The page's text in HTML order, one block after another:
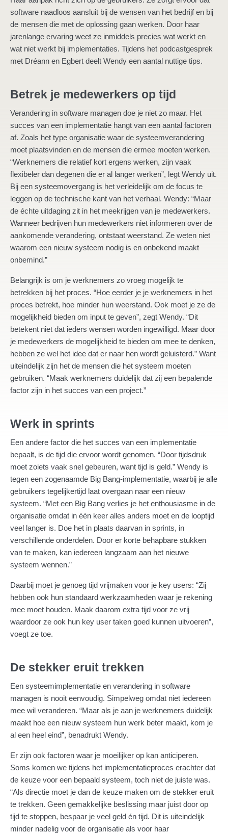
software naadloos aansluit bij de wensen van het bedrijf en bij
de mensen die met de oplossing gaan werken. Door haar
jarenlange ervaring weet ze inmiddels precies wat werkt en
wat niet werkt bij implementaties. Tijdens het podcastgesprek
met Dréann en Egbert deelt Wendy een aantal nuttige tips.
Betrek je medewerkers op tijd
Verandering in software managen doe je niet zo maar. Het
succes van een implementatie hangt van een aantal factoren
af. Zoals het type organisatie waar de systeemverandering
moet plaatsvinden en de mensen die ermee moeten werken.
“Werknemers die relatief kort ergens werken, zijn vaak
flexibeler dan degenen die er al langer werken”, legt Wendy uit.
Bij een systeemovergang is het verleidelijk om de focus te
leggen op de technische kant van het verhaal. Wendy: “Maar
de échte uitdaging zit in het meekrijgen van je medewerkers.
Wanneer bedrijven hun medewerkers niet informeren over de
aankomende verandering, ontstaat weerstand. Ze weten niet
waarom een nieuw systeem nodig is en onbekend maakt
onbemind.”
Belangrijk is om je werknemers zo vroeg mogelijk te
betrekken bij het proces. “Hoe eerder je je werknemers in het
proces betrekt, hoe minder hun weerstand. Ook moet je ze de
mogelijkheid bieden om input te geven”, zegt Wendy. “Dit
betekent niet dat ieders wensen worden ingewilligd. Maar door
je medewerkers de mogelijkheid te bieden om mee te denken,
hebben ze wel het idee dat er naar hen wordt geluisterd.” Want
uiteindelijk zijn het de mensen die het systeem moeten
gebruiken. “Maak werknemers duidelijk dat zij een bepalende
factor zijn in het succes van een project.”
Werk in sprints
Een andere factor die het succes van een implementatie
bepaalt, is de tijd die ervoor wordt genomen. “Door tijdsdruk
moet zoiets vaak snel gebeuren, want tijd is geld.” Wendy is
tegen een zogenaamde Big Bang-implementatie, waarbij je alle
gebruikers tegelijkertijd laat overgaan naar een nieuw
systeem. “Met een Big Bang verlies je het enthousiasme in de
organisatie omdat in één keer alles anders moet en de looptijd
veel langer is. Doe het in plaats daarvan in sprints, in
verschillende onderdelen. Door er korte behapbare stukken
van te maken, kan iedereen langzaam aan het nieuwe
systeem wennen.”
Daarbij moet je genoeg tijd vrijmaken voor je key users: “Zij
hebben ook hun standaard werkzaamheden waar je rekening
mee moet houden. Maak daarom extra tijd voor ze vrij
waardoor ze ook hun key user taken goed kunnen uitvoeren”,
voegt ze toe.
De stekker eruit trekken
Een systeemimplementatie en verandering in software
managen is nooit eenvoudig. Simpelweg omdat niet iedereen
mee wil veranderen. “Maar als je aan je werknemers duidelijk
maakt hoe een nieuw systeem hun werk beter maakt, kom je
al een heel eind”, benadrukt Wendy.
Er zijn ook factoren waar je moeilijker op kan anticiperen.
Soms komen we tijdens het implementatieproces erachter dat
de keuze voor een bepaald systeem, toch niet de juiste was.
“Als directie moet je dan de keuze maken om de stekker eruit
te trekken. Geen gemakkelijke beslissing maar juist door op
tijd te stoppen, bespaar je veel geld én tijd. Dit is uiteindelijk
minder nadelig voor de organisatie als voor haar